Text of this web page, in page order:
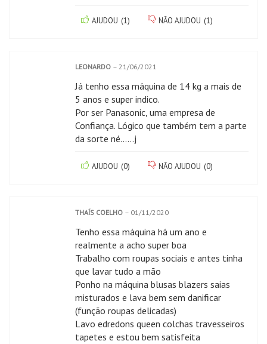
AJUDOU (1) NÃO AJUDOU (1)
LEONARDO – 21/06/2021
Já tenho essa máquina de 14 kg a mais de
5 anos e super indico.
Por ser Panasonic, uma empresa de
Confiança. Lógico que também tem a parte
da sorte né……j
AJUDOU (0) NÃO AJUDOU (0)
THAÍS COELHO – 01/11/2020
Tenho essa máquina há um ano e
realmente a acho super boa
Trabalho com roupas sociais e antes tinha
que lavar tudo a mão
Ponho na máquina blusas blazers saias
misturados e lava bem sem danificar
(função roupas delicadas)
Lavo edredons queen colchas travesseiros
tapetes e estou bem satisfeita